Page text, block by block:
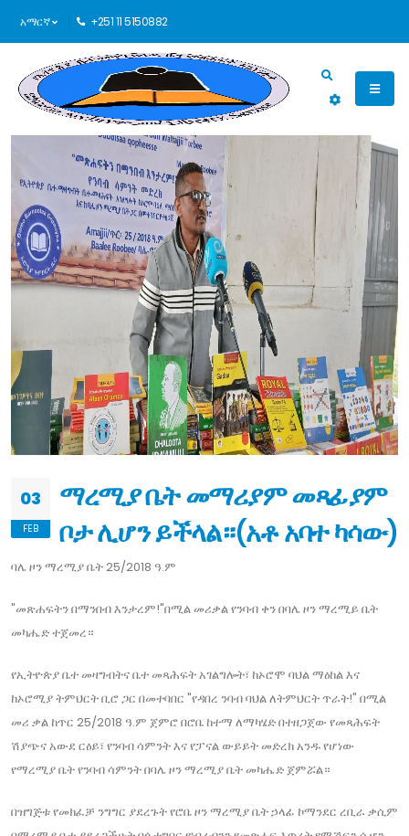
አማርኛ +251 11 5150882
03
FEB
ማረሚያ ቤት መማሪያም መጻፊያም
ቦታ ሊሆን ይችላል።(አቶ አባተ ካሳው)
ባሌ ዞን ማረሚያ ቤት 25/2018 ዓ.ም
"መጽሐፍትን በማንበብ እንታረም!"በሚል መሪቃል የንባብ ቀን በባሌ ዞን ማረሚይ ቤት
መካሔድ ተጀመረ።
የኢትዮጵያ ቤተ መዛግብትና ቤተ መጻሕፍት አገልግሎት፣ ከኦሮሞ ባህል ማዕከል እና
ከኦሮሚያ ትምህርት ቢሮ ጋር በመተባበር "የዳበረ ንባብ ባህል ለትምህርት ጥራት!" በሚል
መሪ ቃል ከጥር 25/2018 ዓ.ም ጀምሮ በሮቤ ከተማ ለማካሄድ በተዘጋጀው የመጻሕፍት
ሽያጭና አውደ ርዕይ፣ የንባብ ሳምንት እና የፓናል ውይይት መድረክ አንዱ የሆነው
የማረሚያ ቤት የንባብ ሳምንት በባሌ ዞን ማረሚያ ቤት መካሔድ ጀምሯል።
በዝግጅቱ የመክፈቻ ንግግር ያደረጉት የሮቤ ዞን ማረሚያ ቤት ኃላፊ ኮማንደር ረቢራ ቃሲም